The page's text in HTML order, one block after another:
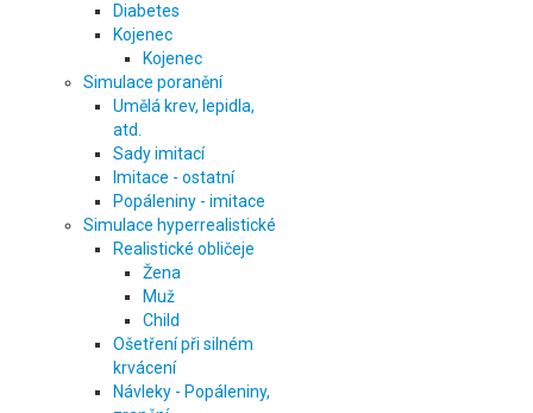
Diabetes
Kojenec
Kojenec
Simulace poranění
Umělá krev, lepidla,
atd.
Sady imitací
Imitace - ostatní
Popáleniny - imitace
Simulace hyperrealistické
Realistické obličeje
Žena
Muž
Child
Ošetření při silném
krvácení
Návleky - Popáleniny,